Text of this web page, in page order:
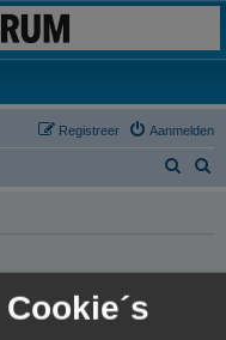
Aanmelden
Registreer